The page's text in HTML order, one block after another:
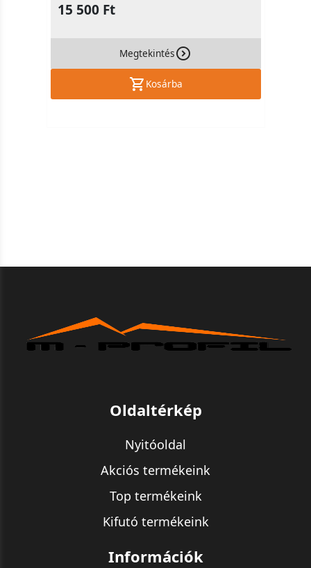
15 500 Ft
Megtekintés
Kosárba
Oldaltérkép
Nyitóoldal
Akciós termékeink
Top termékeink
Kifutó termékeink
Információk